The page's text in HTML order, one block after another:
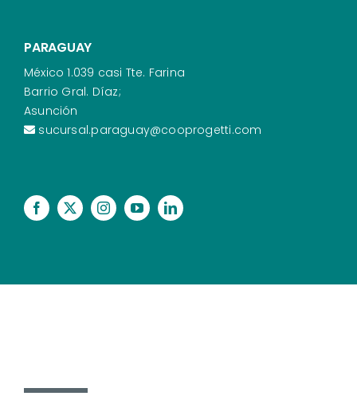
PARAGUAY
México 1.039 casi Tte. Farina
Barrio Gral. Díaz;
Asunción
sucursal.paraguay@cooprogetti.com